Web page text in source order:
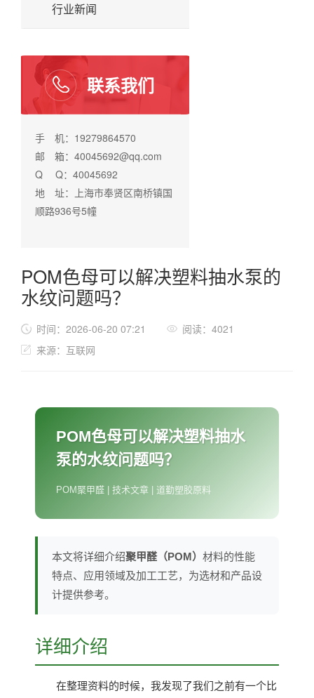
行业新闻
联系我们
手 机：19279864570
邮 箱：40045692@qq.com
Q Q：40045692
地 址：上海市奉贤区南桥镇国
顺路936号5幢
POM色母可以解决塑料抽水泵的
水纹问题吗？
时间：2026-06-20 07:21
阅读：4021
来源：互联网
POM色母可以解决塑料抽水
泵的水纹问题吗？
POM聚甲醛 | 技术文章 | 道勤塑胶原料
本文将详细介绍聚甲醛（POM） 材料的性能
特点、应用领域及加工工艺，为选材和产品设
计提供参考。
详细介绍
在整理资料的时候，我发现了我们之前有一个比